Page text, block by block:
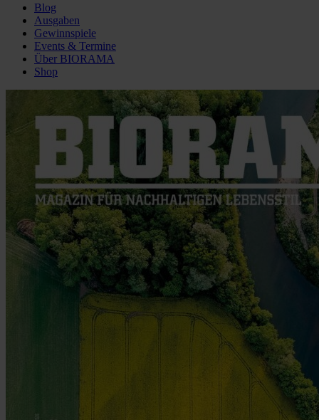
Blog
Ausgaben
Gewinnspiele
Events & Termine
Über BIORAMA
Shop